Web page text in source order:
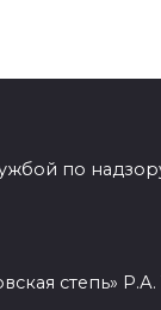
по
степь» Р.А.